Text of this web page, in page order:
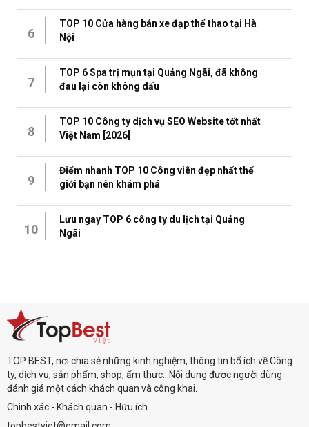
6
TOP 10 Cửa hàng bán xe đạp thể thao tại Hà
Nội
7
TOP 6 Spa trị mụn tại Quảng Ngãi, đã không
đau lại còn không dấu
8
TOP 10 Công ty dịch vụ SEO Website tốt nhất
Việt Nam [2026]
9
Điểm nhanh TOP 10 Công viên đẹp nhất thế
giới bạn nên khám phá
10
Lưu ngay TOP 6 công ty du lịch tại Quảng
Ngãi
TOP BEST, nơi chia sẻ những kinh nghiệm, thông tin bổ ích về Công
ty, dịch vụ, sản phẩm, shop, ẩm thực...Nội dung được người dùng
đánh giá một cách khách quan và công khai.
Chinh xác - Khách quan - Hữu ích